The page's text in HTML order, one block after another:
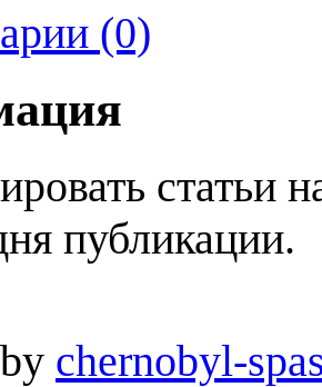
(0)
статьи
публикации.
chernobyl-